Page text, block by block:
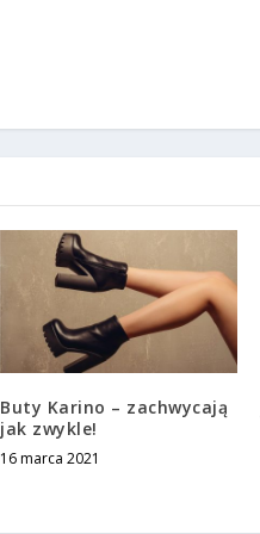
Buty Karino – zachwycają
jak zwykle!
16 marca 2021